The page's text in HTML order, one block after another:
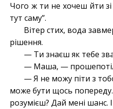
Чого ж ти не хочеш йти
тут саму”.
Вітер стих, вода
рішення.
— Ти знаєш як тебе
— Маша, —
— Я не можу піти з
може бути щось
розумієш? Дай мені шанс.